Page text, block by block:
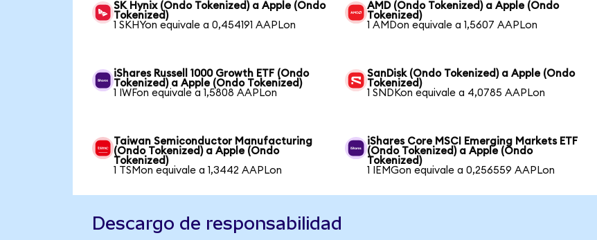
SK Hynix (Ondo Tokenized) a Apple (Ondo
Tokenized)
1 SKHYon equivale a 0,454191 AAPLon
AMD (Ondo Tokenized) a Apple (Ondo
Tokenized)
1 AMDon equivale a 1,5607 AAPLon
iShares Russell 1000 Growth ETF (Ondo
Tokenized) a Apple (Ondo Tokenized)
1 IWFon equivale a 1,5808 AAPLon
SanDisk (Ondo Tokenized) a Apple (Ondo
Tokenized)
1 SNDKon equivale a 4,0785 AAPLon
Taiwan Semiconductor Manufacturing
(Ondo Tokenized) a Apple (Ondo
Tokenized)
1 TSMon equivale a 1,3442 AAPLon
iShares Core MSCI Emerging Markets ETF
(Ondo Tokenized) a Apple (Ondo
Tokenized)
1 IEMGon equivale a 0,256559 AAPLon
Descargo de responsabilidad